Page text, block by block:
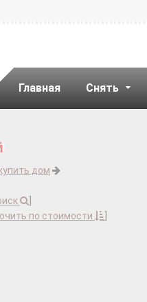
Главная Снять
дом
по стоимости